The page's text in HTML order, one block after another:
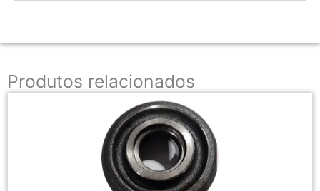
Produtos relacionados